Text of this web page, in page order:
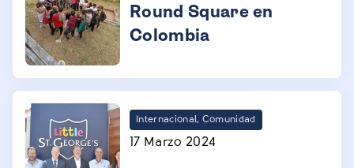
Round Square en
Colombia
Internacional, Comunidad
17 Marzo 2024